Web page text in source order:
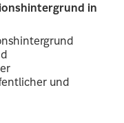
in
und